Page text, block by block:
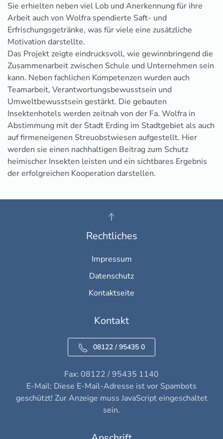
Sie erhielten neben viel Lob und Anerkennung für ihre
Arbeit auch von Wolfra spendierte Saft- und
Erfrischungsgetränke, was für viele eine zusätzliche
Motivation darstellte.
Das Projekt zeigte eindrucksvoll, wie gewinnbringend die
Zusammenarbeit zwischen Schule und Unternehmen sein
kann. Neben fachlichen Kompetenzen wurden auch
Teamarbeit, Verantwortungsbewusstsein und
Umweltbewusstsein gestärkt. Die gebauten
Insektenhotels werden zeitnah von der Fa. Wolfra in
Abstimmung mit der Stadt Erding im Stadtgebiet als auch
auf firmeneigenen Streuobstwiesen aufgestellt. Hier
werden sie einen nachhaltigen Beitrag zum Schutz
heimischer Insekten leisten und ein sichtbares Ergebnis
der erfolgreichen Kooperation darstellen.
Rechtliches
Impressum
Datenschutz
Kontaktseite
Kontakt
08122 / 95435 0
Fax: 08122 / 95435 1140
E-Mail: Diese E-Mail-Adresse ist vor Spambots
geschützt! Zur Anzeige muss JavaScript eingeschaltet
sein.